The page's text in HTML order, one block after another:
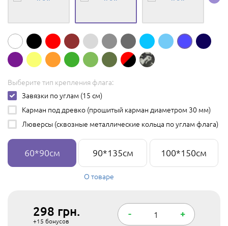
Выберите тип крепления флага:
Завязки по углам (15 см)
Карман под древко (прошитый карман диаметром 30 мм)
Люверсы (сквозные металлические кольца по углам флага)
60*90см 90*135см 100*150см
О товаре
298 грн.
+15 бонусов
- +